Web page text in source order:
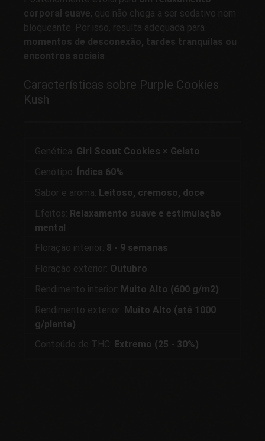
corporal suave, que não chega a ser sedativo nem
bloqueante. Por isso, resulta adequada para
momentos de desconexão, tardes tranquilas ou
encontros sociais
Características sobre Purple Cookies
Kush
Genética: Girl Scout Cookies × Gelato
Genótipo: Índica 60%
Sabor e aroma: Leitoso, cremoso, doce
Efeitos: Relaxamento suave e estimulação
mental
Floração interior: 8 - 9 semanas
Floração exterior: Outubro
Rendimento interior: Muito Alto (600 g/m2)
Rendimento exterior: Muito Alto (até 1000
g/planta)
Conteúdo de THC: Extremo (25 - 30%)